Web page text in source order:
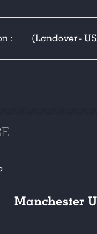
: (Landover -
Manchester